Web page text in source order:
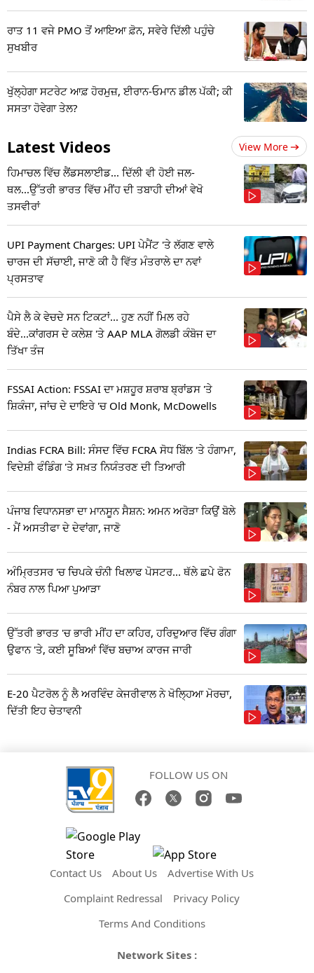
ਰਾਤ 11 ਵਜੇ PMO ਤੋਂ ਆਇਆ ਫ਼ੋਨ, ਸਵੇਰੇ ਦਿੱਲੀ ਪਹੁੰਚੇ
ਸੁਖਬੀਰ
ਖੁੱਲ੍ਹੇਗਾ ਸਟਰੇਟ ਆਫ਼ ਹੋਰਮੁਜ਼, ਈਰਾਨ-ਓਮਾਨ ਡੀਲ ਪੱਕੀ; ਕੀ
ਸਸਤਾ ਹੋਵੇਗਾ ਤੇਲ?
Latest Videos View More
ਹਿਮਾਚਲ ਵਿੱਚ ਲੈਂਡਸਲਾਈਡ... ਦਿੱਲੀ ਵੀ ਹੋਈ ਜਲ-
ਥਲ...ਉੱਤਰੀ ਭਾਰਤ ਵਿੱਚ ਮੀਂਹ ਦੀ ਤਬਾਹੀ ਦੀਆਂ ਵੇਖੋ
ਤਸਵੀਰਾਂ
UPI Payment Charges: UPI ਪੇਮੈਂਟ 'ਤੇ ਲੱਗਣ ਵਾਲੇ
ਚਾਰਜ ਦੀ ਸੱਚਾਈ, ਜਾਣੋ ਕੀ ਹੈ ਵਿੱਤ ਮੰਤਰਾਲੇ ਦਾ ਨਵਾਂ
ਪ੍ਰਸਤਾਵ
ਪੈਸੇ ਲੈ ਕੇ ਵੇਚਦੇ ਸਨ ਟਿਕਟਾਂ... ਹੁਣ ਨਹੀਂ ਮਿਲ ਰਹੇ
ਬੰਦੇ...ਕਾਂਗਰਸ ਦੇ ਕਲੇਸ਼ 'ਤੇ AAP MLA ਗੋਲਡੀ ਕੰਬੋਜ ਦਾ
ਤਿੱਖਾ ਤੰਜ
FSSAI Action: FSSAI ਦਾ ਮਸ਼ਹੂਰ ਸ਼ਰਾਬ ਬ੍ਰਾਂਡਸ 'ਤੇ
ਸ਼ਿਕੰਜਾ, ਜਾਂਚ ਦੇ ਦਾਇਰੇ 'ਚ Old Monk, McDowells
Indias FCRA Bill: ਸੰਸਦ ਵਿੱਚ FCRA ਸੋਧ ਬਿੱਲ 'ਤੇ ਹੰਗਾਮਾ,
ਵਿਦੇਸ਼ੀ ਫੰਡਿੰਗ 'ਤੇ ਸਖ਼ਤ ਨਿਯੰਤਰਣ ਦੀ ਤਿਆਰੀ
ਪੰਜਾਬ ਵਿਧਾਨਸਭਾ ਦਾ ਮਾਨਸੂਨ ਸੈਸ਼ਨ: ਅਮਨ ਅਰੋੜਾ ਕਿਉਂ ਬੋਲੇ
- ਮੈਂ ਅਸਤੀਫਾ ਦੇ ਦੇਵਾਂਗਾ, ਜਾਣੋ
ਅੰਮ੍ਰਿਤਸਰ 'ਚ ਚਿਪਕੇ ਚੰਨੀ ਖਿਲਾਫ ਪੋਸਟਰ... ਥੱਲੇ ਛਪੇ ਫੋਨ
ਨੰਬਰ ਨਾਲ ਪਿਆ ਪੁਆੜਾ
ਉੱਤਰੀ ਭਾਰਤ 'ਚ ਭਾਰੀ ਮੀਂਹ ਦਾ ਕਹਿਰ, ਹਰਿਦੁਆਰ ਵਿੱਚ ਗੰਗਾ
ਉਫਾਨ 'ਤੇ, ਕਈ ਸੂਬਿਆਂ ਵਿੱਚ ਬਚਾਅ ਕਾਰਜ ਜਾਰੀ
E-20 ਪੈਟਰੋਲ ਨੂੰ ਲੈ ਅਰਵਿੰਦ ਕੇਜਰੀਵਾਲ ਨੇ ਖੋਲ੍ਹਿਆ ਮੋਰਚਾ,
ਦਿੱਤੀ ਇਹ ਚੇਤਾਵਨੀ
FOLLOW US ON
Contact Us About Us
Advertise With Us
Complaint Redressal
Privacy Policy
Terms And Conditions
Network Sites :